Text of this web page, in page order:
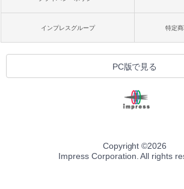
インプレスグループ 特定
PC版で見る
Copyright ©2026
Impress Corporation. All rights